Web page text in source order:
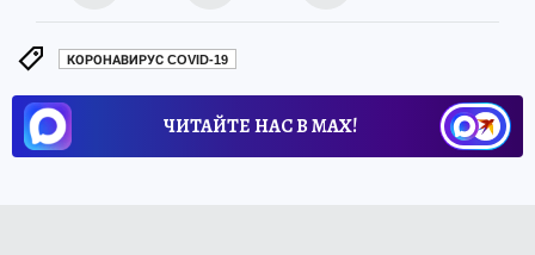
КОРОНАВИРУС COVID-19
ЧИТАЙТЕ НАС В МАХ!